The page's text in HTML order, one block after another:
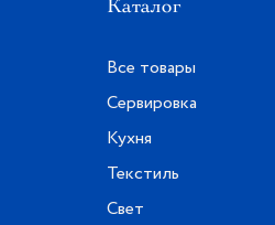
Каталог
Все товары
Сервировка
Кухня
Текстиль
Свет